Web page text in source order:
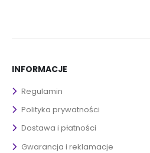
INFORMACJE
Regulamin
Polityka prywatności
Dostawa i płatności
Gwarancja i reklamacje